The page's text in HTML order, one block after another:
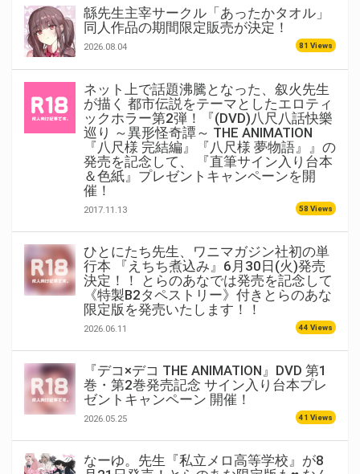
緜先生主宰サークル「あったかタオル」
同人作品の期間限定販売が決定！
2026.08.04 81 Views
ネット上で話題沸騰となった、叙火先生
が描く 都市伝説をテーマとしたエロティ
ックホラー第2弾！『(DVD)八尺八話快樂
巡り ～異形怪奇譚～ THE ANIMATION
『八尺様 完結編』『八尺様 夢物語』』の
発売を記念して、 『直筆サイン入り台本
＆色紙』プレゼントキャンペーンを開
催！
2017.11.13 58 Views
ひとにたち先生、ワニマガジン社初の単
行本 『えちち煮込み』6月30日(火)発売
決定！！ とらのあなでは発売を記念して
《特製B2タペストリー》付きとらのあな
限定版を発売いたします！！
2026.06.11 44 Views
『デコ×デコ THE ANIMATION』DVD 第1
巻・第2巻発売記念 サイン入り台本プレ
ゼントキャンペーン 開催！
2026.05.25 41 Views
なーゆ。先生『私立メロ高等学校』が8